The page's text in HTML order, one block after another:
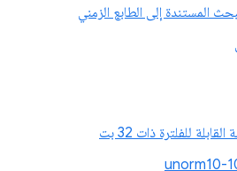
المستندة إلى الطابع الزمني
للفلترة ذات 32 بت